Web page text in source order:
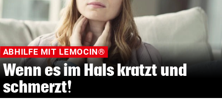
ABHILFE MIT LEMOCIN®
Wenn es im Hals kratzt und
schmerzt!